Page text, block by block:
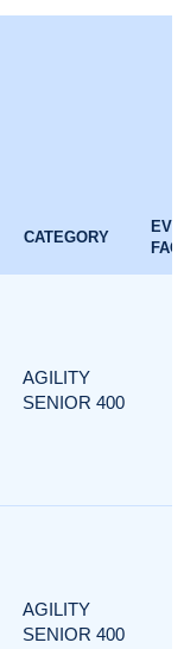
CATEGORY
AGILITY
SENIOR 400
AGILITY
SENIOR 400